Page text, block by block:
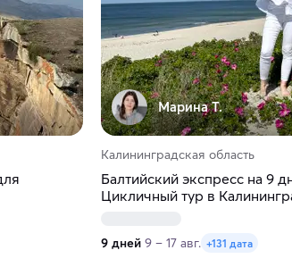
Марина Т.
Калининградская область
Балтийский экспресс на 9
Цикличный тур в
9 дней 9 – 17 авг. +131 дата